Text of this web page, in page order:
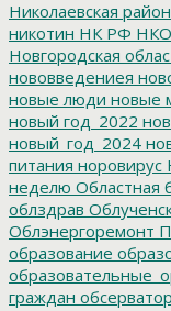
Николаевская
никотин НК РФ НКО
Новгородская
нововведениея
новые люди новые
новый год_2022
новый_год_2024
питания норовирус
неделю Областная
облздрав
Облэнергоремонт
образование
граждан обсерватор